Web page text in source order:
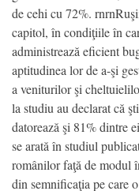
de cehi cu 72%.
capitol, în condiţiile în
administrează eficient
aptitudinea lor de a-şi
a veniturilor şi
la studiu au declarat că
datorează şi 81% dintre
se arată în studiul
românilor faţă de modul
din semnificaţia pe care